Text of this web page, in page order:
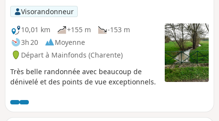
Visorandonneur
10,01 km
+155 m
-153 m
3h 20
Moyenne
Départ à Mainfonds (Charente)
Très belle randonnée avec beaucoup de
dénivelé et des points de vue exceptionnels.